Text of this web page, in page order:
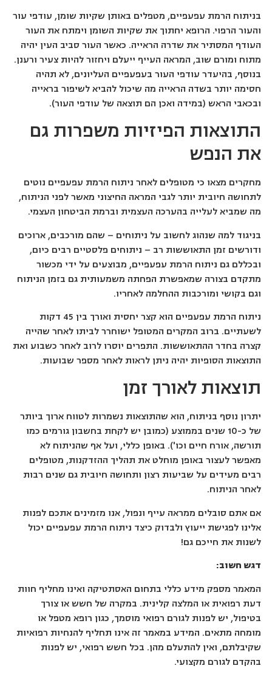
בניתוח הרמת עפעפיים, מטפלים באותן שקיות שומן, עודפי עור
והעור הרפוי. הרופא יחתוך את שקיות השומן וימתח את העור
העודף המסתיר את שדרה הראייה. כאשר העור סביב העין יהיה
מתוח ומורם שוב, המראה העייף ייעלם ויחזור להיות צעיר ורענן.
בנוסף, בהיעדר עודפי העור בעפעפיים העליונים, לא תהיה
חסימה יותר בשדה הראייה מה שיכול להביא לשיפור בראייה
ובכאבי הראש (במידה ואכן הם תוצאה של עודפי העור).
התוצאות הפיזיות משפרות גם
את הנפש
מחקרים מצאו כי מטופלים לאחר ניתוח הרמת עפעפיים נוטים
לתחושה חיובית יותר לגבי המראה החיצוני מאשר לפני הניתוח,
מה שמביא לעלייה בהערכה העצמית וברמת הביטחון העצמי.
בניגוד למה שנהוג לחשוב על ניתוחים – שהם מורכבים, ארוכים
ודורשים זמן התאוששות רב – ניתוחים פלסטיים רבים כיום,
ובכללם גם ניתוח הרמת עפעפיים, מבוצעים על ידי מכשור
מתקדם בצורה שמאפשרת הפחתה משמעותית גם בזמן הניתוח
וגם בקושי ומורכבות ההחלמה לאחריו.
ניתוח הרמת עפעפיים הוא קצר יחסית ואורך בין 45 דקות
לשעתיים. ברוב המקרים המטופל ישוחרר לביתו לאחר שהייה
קצרה בחדר ההתאוששות. התפרים יוסרו לרוב לאחר כשבוע ואת
התוצאות הסופיות יהיה ניתן לראות לאחר מספר שבועות.
תוצאות לאורך זמן
יתרון נוסף בניתוח, הוא שהתוצאות נשמרות לטווח ארוך ביותר
של כ-10 שנים בממוצע (כמובן יש לקחת בחשבון גורמים כמו
תורשה, אורח חיים וכו'). באופן כללי, ועל אף שהניתוח לא
מאפשר לעצור באופן מוחלט את תהליך ההזדקנות, מטופלים
רבים מעידים על שביעות רצון ותחושה חיובית גם שנים רבות
לאחר הניתוח.
אם אתם סובלים ממראה עייף ונפול, אנו מזמינים אתכם לפנות
אלינו לפגישת ייעוץ ולבדוק כיצד ניתוח הרמת עפעפיים יכול
לשנות את חייכם גם!
דגש חשוב:
המאמר מספק מידע כללי בתחום האסתטיקה ואינו מחליף חוות
דעת רפואית או המלצה קלינית. במקרה של חשש או צורך
בטיפול, יש לפנות לגורם רפואי מוסמך, כגון רופא מטפל או
מומחה מתאים. המידע במאמר זה אינו תחליף להנחיות רפואיות
שקיבלתם, ואין להתעלם מהן. בכל חשש רפואי, יש לפנות
בהקדם לגורם מקצועי.